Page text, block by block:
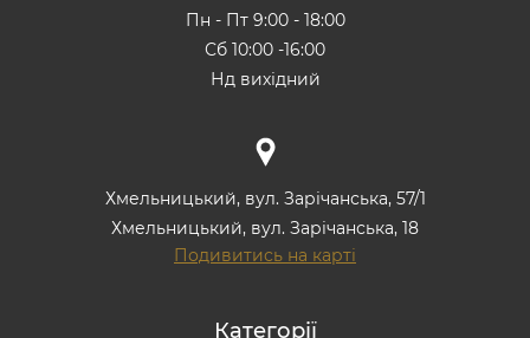
Пн - Пт 9:00 - 18:00
Сб 10:00 -16:00
Нд вихідний
Хмельницький, вул. Зарічанська, 57/1
Хмельницький, вул. Зарічанська, 18
Подивитись на карті
Категорії